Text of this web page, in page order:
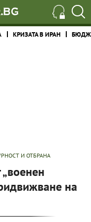
КРИЗАТА В ИРАН
И ОТБРАНА
на